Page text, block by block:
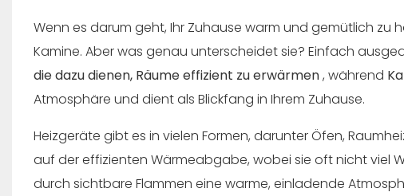
Wenn es darum geht, Ihr Zuhause warm und gemütlich zu
Kamine. Aber was genau unterscheidet sie? Einfach
die dazu dienen, Räume effizient zu erwärmen, während
Atmosphäre und dient als Blickfang in Ihrem Zuhause.
Heizgeräte gibt es in vielen Formen, darunter Öfen,
auf der effizienten Wärmeabgabe, wobei sie oft nicht viel
durch sichtbare Flammen eine warme, einladende